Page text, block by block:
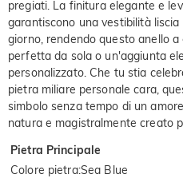
pregiati. La finitura elegante e
garantiscono una vestibilità
giorno, rendendo questo anello
perfetta da sola o un'aggiunta
personalizzato. Che tu stia
pietra miliare personale cara,
simbolo senza tempo di un
natura e magistralmente creato
Pietra Principale
Colore pietra:Sea Blue